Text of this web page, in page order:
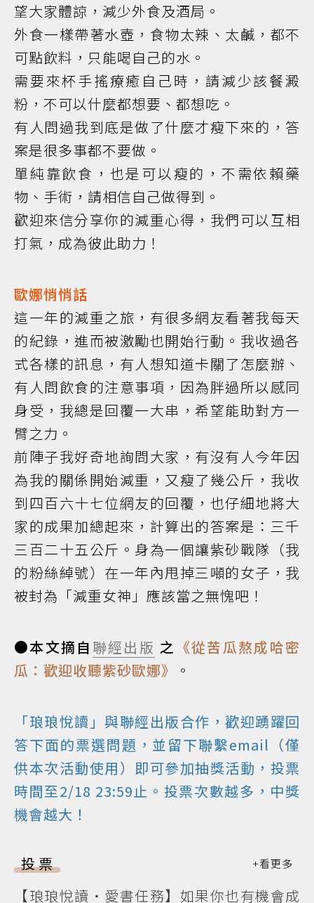
望大家體諒，減少外食及酒局。
外食一樣帶著水壺，食物太辣、太鹹，都不
可點飲料，只能喝自己的水。
需要來杯手搖療癒自己時，請減少該餐澱
粉，不可以什麼都想要、都想吃。
有人問過我到底是做了什麼才瘦下來的，答
案是很多事都不要做。
單純靠飲食，也是可以瘦的，不需依賴藥
物、手術，請相信自己做得到。
歡迎來信分享你的減重心得，我們可以互相
打氣，成為彼此助力！
歐娜悄悄話
這一年的減重之旅，有很多網友看著我每天
的紀錄，進而被激勵也開始行動。我收過各
式各樣的訊息，有人想知道卡關了怎麼辦、
有人問飲食的注意事項，因為胖過所以感同
身受，我總是回覆一大串，希望能助對方一
臂之力。
前陣子我好奇地詢問大家，有沒有人今年因
為我的關係開始減重，又瘦了幾公斤，我收
到四百六十七位網友的回覆，也仔細地將大
家的成果加總起來，計算出的答案是：三千
三百二十五公斤。身為一個讓紫砂戰隊（我
的粉絲綽號）在一年內甩掉三噸的女子，我
被封為「減重女神」應該當之無愧吧！
●本文摘自 聯經出版 之 《從苦瓜熬成哈密
瓜：歡迎收聽紫砂歐娜》
。
「琅琅悅讀」與聯經出版合作，歡迎踴躍回
答下面的票選問題，並留下聯繫email（僅
供本次活動使用）即可參加抽獎活動，投票
時間至2/18 23:59止。投票次數越多，中獎
機會越大！
投票
【琅琅悅讀‧愛書任務】如果你也有機會成